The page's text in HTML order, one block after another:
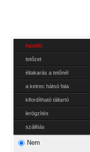
fapadló
tetőzet
éltakarás a tetőnél
a ketrec hátsó fala
kifordítható táltartó
lerögzítés
szállítás
Nem